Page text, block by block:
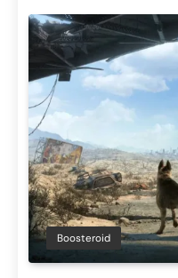
Boosteroid